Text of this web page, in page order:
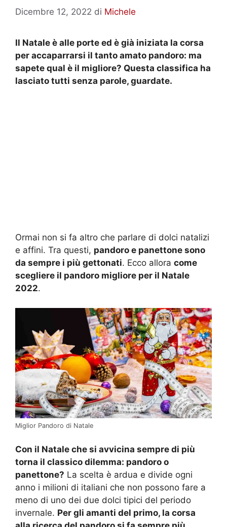
Dicembre 12, 2022 di Michele
Il Natale è alle porte ed è già iniziata la corsa
per accaparrarsi il tanto amato pandoro: ma
sapete qual è il migliore? Questa classifica ha
lasciato tutti senza parole, guardate.
Ormai non si fa altro che parlare di dolci natalizi
e affini. Tra questi, pandoro e panettone sono
da sempre i più gettonati. Ecco allora come
scegliere il pandoro migliore per il Natale
2022.
Miglior Pandoro di Natale
Con il Natale che si avvicina sempre di più
torna il classico dilemma: pandoro o
panettone? La scelta è ardua e divide ogni
anno i milioni di italiani che non possono fare a
meno di uno dei due dolci tipici del periodo
invernale. Per gli amanti del primo, la corsa